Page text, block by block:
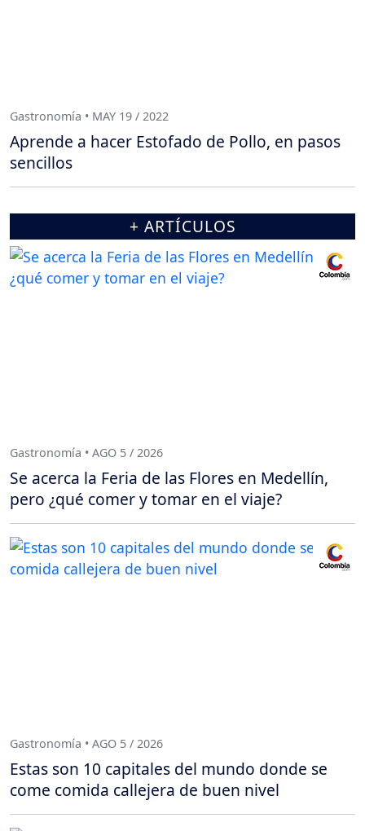
Gastronomía • MAY 19 / 2022
Aprende a hacer Estofado de Pollo, en pasos
sencillos
+ ARTÍCULOS
Gastronomía • AGO 5 / 2026
Se acerca la Feria de las Flores en Medellín,
pero ¿qué comer y tomar en el viaje?
Gastronomía • AGO 5 / 2026
Estas son 10 capitales del mundo donde se
come comida callejera de buen nivel